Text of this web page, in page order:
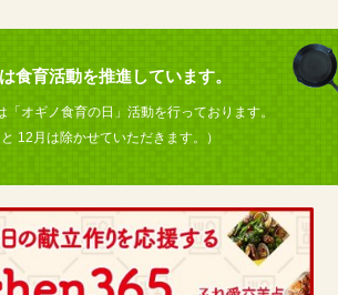
食育活動を推進しています。
「オギノ食育の日」活動を行っております。
と 12月は除かせていただきます。）